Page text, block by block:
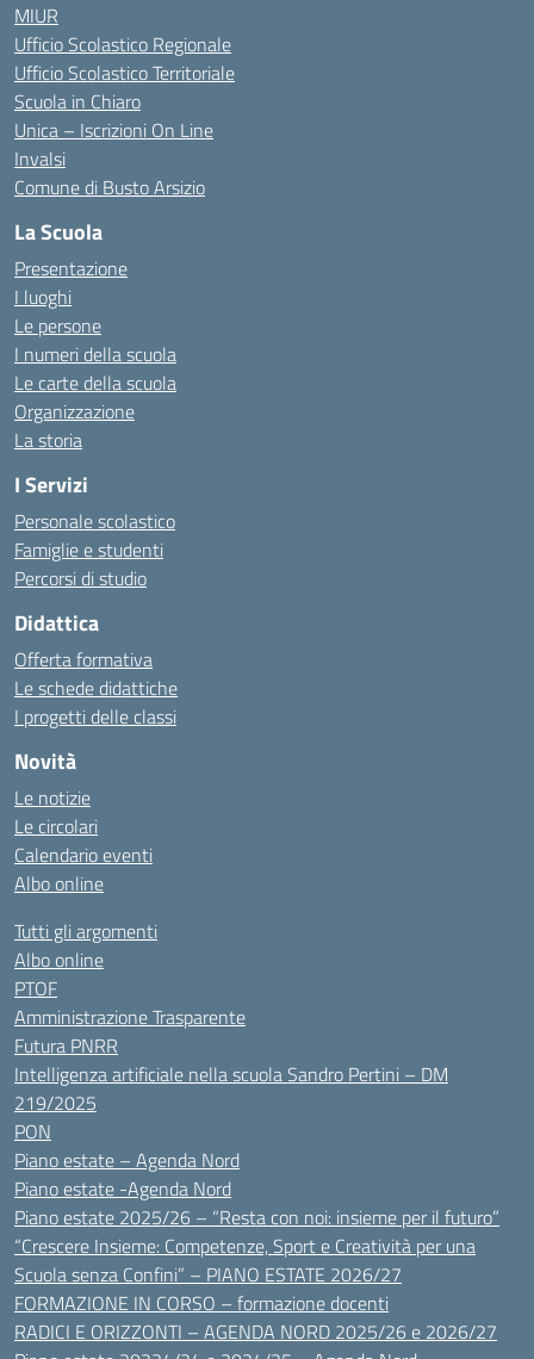
MIUR
Ufficio Scolastico Regionale
Ufficio Scolastico Territoriale
Scuola in Chiaro
Unica – Iscrizioni On Line
Invalsi
Comune di Busto Arsizio
La Scuola
Presentazione
I luoghi
Le persone
I numeri della scuola
Le carte della scuola
Organizzazione
La storia
I Servizi
Personale scolastico
Famiglie e studenti
Percorsi di studio
Didattica
Offerta formativa
Le schede didattiche
I progetti delle classi
Novità
Le notizie
Le circolari
Calendario eventi
Albo online
Tutti gli argomenti
Albo online
PTOF
Amministrazione Trasparente
Futura PNRR
Intelligenza artificiale nella scuola Sandro Pertini – DM
219/2025
PON
Piano estate – Agenda Nord
Piano estate -Agenda Nord
Piano estate 2025/26 – “Resta con noi: insieme per il futuro”
“Crescere Insieme: Competenze, Sport e Creatività per una
Scuola senza Confini” – PIANO ESTATE 2026/27
FORMAZIONE IN CORSO – formazione docenti
RADICI E ORIZZONTI – AGENDA NORD 2025/26 e 2026/27